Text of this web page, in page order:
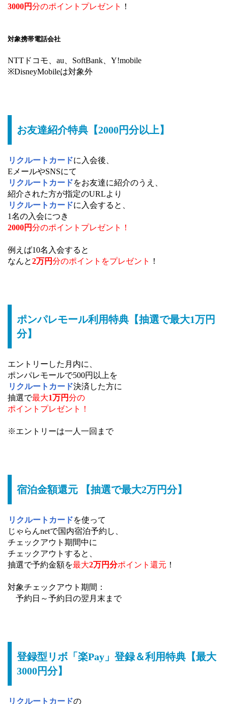
3000円分のポイントプレゼント ！
対象携帯電話会社
NTTドコモ、au、SoftBank、Y!mobile
※DisneyMobileは対象外
お友達紹介特典【2000円分以上】
リクルートカードに入会後、
EメールやSNSにて
リクルートカードをお友達に紹介のうえ、
紹介された方が指定のURLより
リクルートカードに入会すると、
1名の入会につき
2000円分のポイントプレゼント！
例えば10名入会すると
なんと2万円分のポイントをプレゼント ！
ポンパレモール利用特典【抽選で最大1万円
分】
エントリーした月内に、
ポンパレモールで500円以上を
リクルートカード決済した方に
抽選で最大1万円分の
ポイントプレゼント！
※エントリーは一人一回まで
宿泊金額還元 【抽選で最大2万円分】
リクルートカードを使って
じゃらんnetで国内宿泊予約し、
チェックアウト期間中に
チェックアウトすると、
抽選で予約金額を最大2万円分ポイント還元 ！
対象チェックアウト期間：
予約日～予約日の翌月末まで
登録型リボ「楽Pay」登録＆利用特典【最大
3000円分】
リクルートカードの